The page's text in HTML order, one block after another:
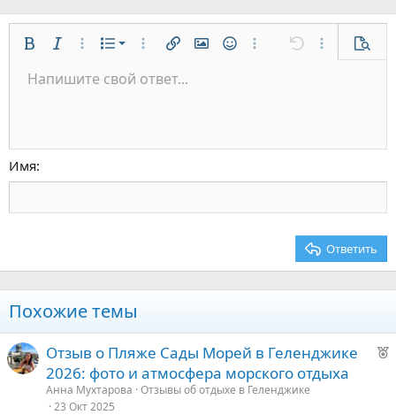
ЖирныйКурсивДополнительно...
СписокНумерованный список
Маркированный список
Дополнительно...
Вставить ссылку
Вставить изображение
СмайлыДополнительно...
Отменить
Размер шрифта
9
18
22
Цвет текста
Шрифт Arial
Tahoma
Times New Roman
Зачёркнутый
Подчёркнутый
Однострочный код
ВыравниваниеПо левому краю
Формат параграфа
Обычный
Заголовок 2
Заголовок 3
ЦитатаМедиаВставить таблицу
Вставить горизонтальную линию
Спойлер
Код
Повторить
Переключить режим работы редактора
Удалить форматирование
ЧерновикиСохранить черновик
Напишите свой ответ...
Имя
Ответить
Похожие темы
Р
Отзыв о Пляже Сады Морей в Геленджике
2026: фото и атмосфера морского отдыха
Анна Мухтарова Отзывы об отдыхе в Геленджике
23 Окт 2025